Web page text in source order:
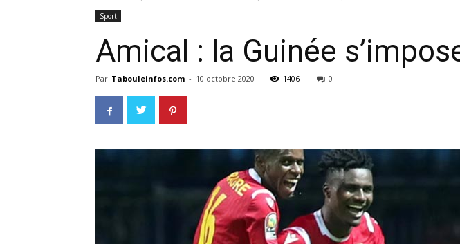
Sport
Amical : la Guinée
Par Tabouleinfos.com - 10 octobre 2020 1406 0